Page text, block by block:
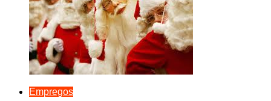
Empregos